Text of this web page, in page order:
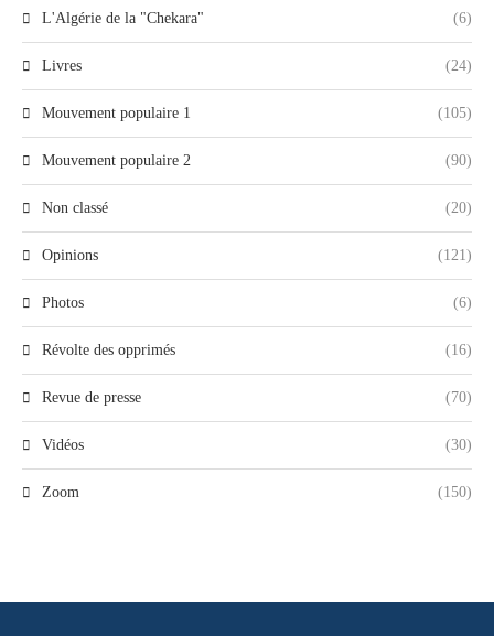
L'Algérie de la "Chekara" (6)
Livres (24)
Mouvement populaire 1 (105)
Mouvement populaire 2 (90)
Non classé (20)
Opinions (121)
Photos (6)
Révolte des opprimés (16)
Revue de presse (70)
Vidéos (30)
Zoom (150)